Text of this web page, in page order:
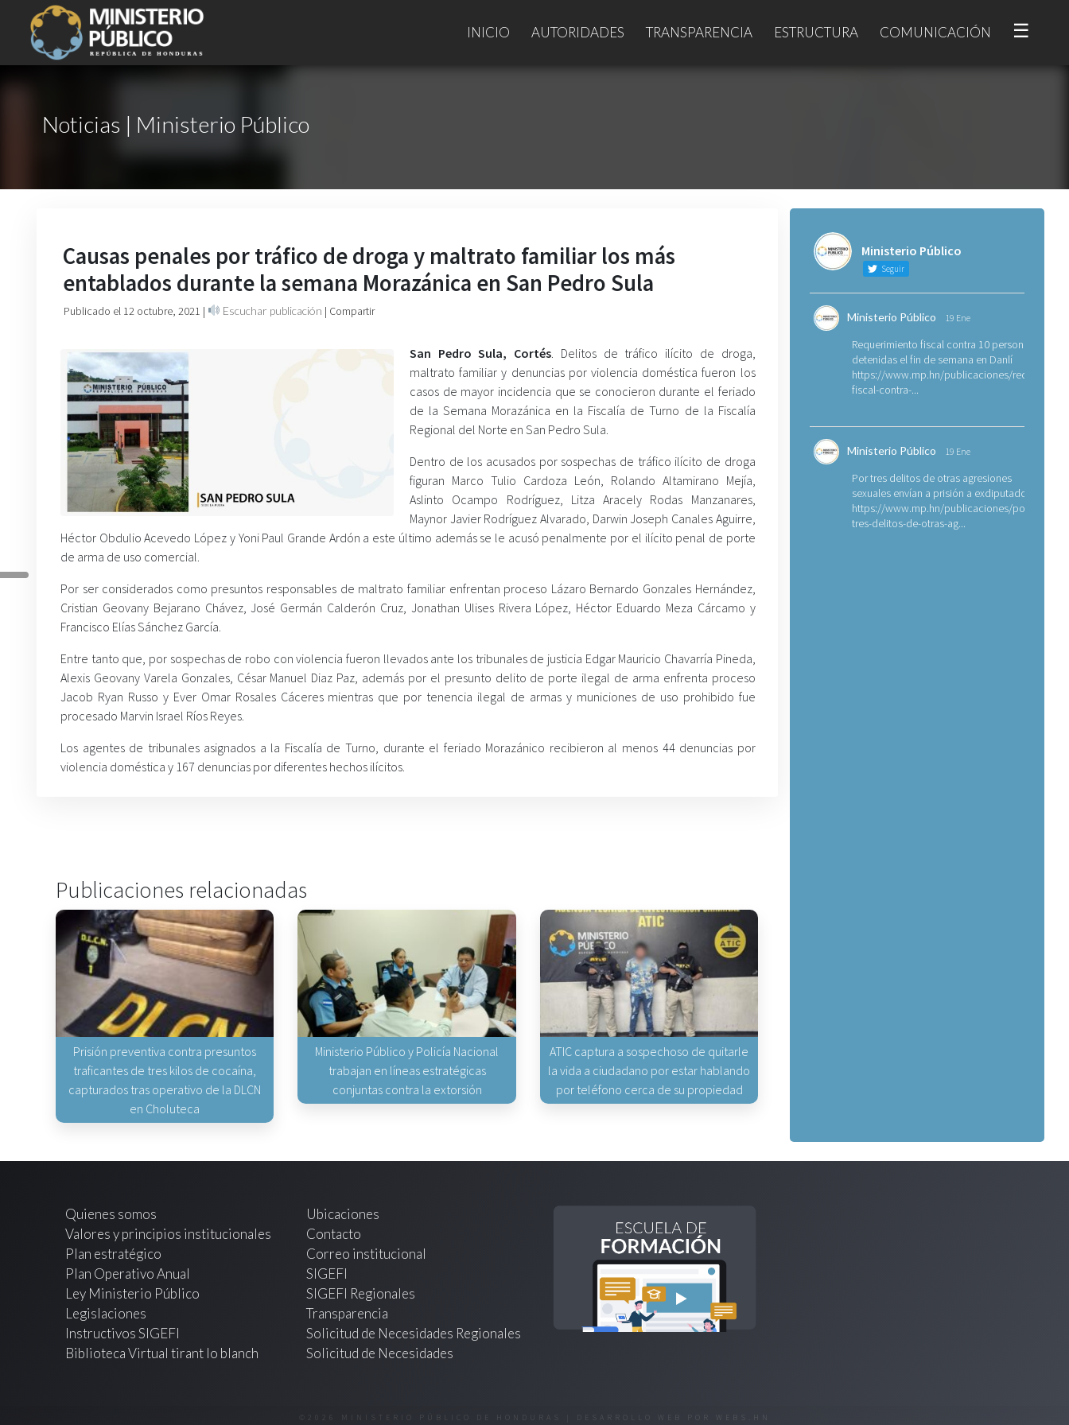
INICIO AUTORIDADES TRANSPARENCIA ESTRUCTURA COMUNICACIÓN ☰
Noticias | Ministerio Público
Causas penales por tráfico de droga y maltrato familiar los más
entablados durante la semana Morazánica en San Pedro Sula
Publicado el 12 octubre, 2021 | Escuchar publicación | Compartir
San Pedro Sula, Cortés. Delitos de tráfico ilícito de droga,
maltrato familiar y denuncias por violencia doméstica fueron los
casos de mayor incidencia que se conocieron durante el feriado
de la Semana Morazánica en la Fiscalía de Turno de la Fiscalía
Regional del Norte en San Pedro Sula.
Dentro de los acusados por sospechas de tráfico ilícito de droga
figuran Marco Tulio Cardoza León, Rolando Altamirano Mejía,
Aslinto Ocampo Rodríguez, Litza Aracely Rodas Manzanares,
Maynor Javier Rodríguez Alvarado, Darwin Joseph Canales Aguirre,
Héctor Obdulio Acevedo López y Yoni Paul Grande Ardón a este último además se le acusó penalmente por el ilícito penal de porte
de arma de uso comercial.
Por ser considerados como presuntos responsables de maltrato familiar enfrentan proceso Lázaro Bernardo Gonzales Hernández,
Cristian Geovany Bejarano Chávez, José Germán Calderón Cruz, Jonathan Ulises Rivera López, Héctor Eduardo Meza Cárcamo y
Francisco Elías Sánchez García.
Entre tanto que, por sospechas de robo con violencia fueron llevados ante los tribunales de justicia Edgar Mauricio Chavarría Pineda,
Alexis Geovany Varela Gonzales, César Manuel Diaz Paz, además por el presunto delito de porte ilegal de arma enfrenta proceso
Jacob Ryan Russo y Ever Omar Rosales Cáceres mientras que por tenencia ilegal de armas y municiones de uso prohibido fue
procesado Marvin Israel Ríos Reyes.
Los agentes de tribunales asignados a la Fiscalía de Turno, durante el feriado Morazánico recibieron al menos 44 denuncias por
violencia doméstica y 167 denuncias por diferentes hechos ilícitos.
Publicaciones relacionadas
Prisión preventiva contra presuntos
traficantes de tres kilos de cocaína,
capturados tras operativo de la DLCN
en Choluteca
Ministerio Público y Policía Nacional
trabajan en líneas estratégicas
conjuntas contra la extorsión
ATIC captura a sospechoso de quitarle
la vida a ciudadano por estar hablando
por teléfono cerca de su propiedad
Ministerio Público
Seguir
Ministerio Público 19 Ene
Requerimiento fiscal contra 10 personas
detenidas el fin de semana en Danlí
https://www.mp.hn/publicaciones/
fiscal-contra-...
Ministerio Público 19 Ene
Por tres delitos de otras agresiones
sexuales envían a prisión a exdiputado
https://www.mp.hn/publicaciones/por-
tres-delitos-de-otras-ag...
Quienes somos
Valores y principios institucionales
Plan estratégico
Plan Operativo Anual
Ley Ministerio Público
Legislaciones
Instructivos SIGEFI
Biblioteca Virtual tirant lo blanch
Ubicaciones
Contacto
Correo institucional
SIGEFI
SIGEFI Regionales
Transparencia
Solicitud de Necesidades Regionales
Solicitud de Necesidades
©2026 MINISTERIO PÚBLICO DE HONDURAS | DESARROLLO WEB POR WEBS.HN